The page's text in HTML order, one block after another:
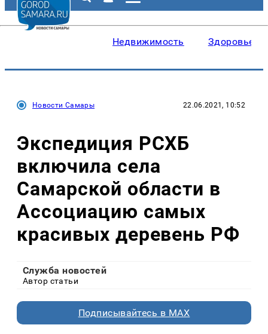
Недвижимость Здоровье
Новости Самары 22.06.2021, 10:52
Экспедиция РСХБ
включила села
Самарской области в
Ассоциацию самых
красивых деревень РФ
Служба новостей
Автор статьи
Подписывайтесь в MAX